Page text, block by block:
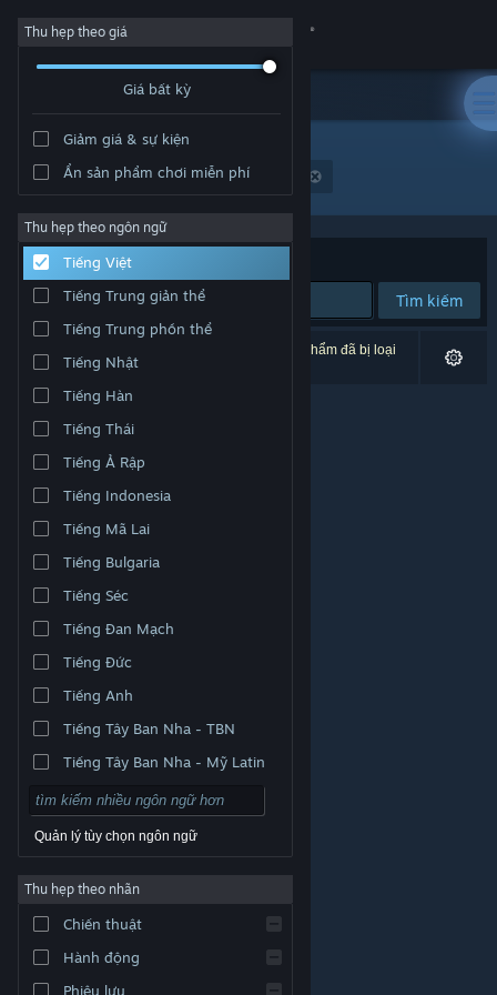
Đăng nhập
Cộng đồng
Thông tin
Hỗ trợ
Thay đổi ngôn ngữ
Cài ứng dụng Steam di động
Xem web cho desktop
thương hiệu là tài sản của chủ sở hữu tương ứng tại
Pháp lý
Hỗ trợ tiếp cận
ký Steam
|Hoàn tiền|
Thu hẹp theo giá
Giá bất kỳ
Giảm giá & sự kiện
Ẩn sản phẩm chơi miễn phí
Thu hẹp theo ngôn ngữ
Tiếng Việt
Tiếng Trung giản thể
Tiếng Trung phồn thể
Tiếng Nhật
Tiếng Hàn
Tiếng Thái
Tiếng Ả Rập
Tiếng Indonesia
Tiếng Mã Lai
Tiếng Bulgaria
Tiếng Séc
Tiếng Đan Mạch
Tiếng Đức
Tiếng Anh
Tiếng Tây Ban Nha - TBN
Tiếng Tây Ban Nha - Mỹ Latin
Quản lý tùy chọn ngôn ngữ
Thu hẹp theo nhãn
Chiến thuật
Hành động
Phiêu lưu
Nhà phát triển: Winning Streak Games GmbH
Xếp theo Độ liên quan
Tìm kiếm
0 kết quả phù hợp tìm kiếm của bạn. 1 tựa sản phẩm đã bị loại
trừ dựa trên tùy chỉnh của bạn.